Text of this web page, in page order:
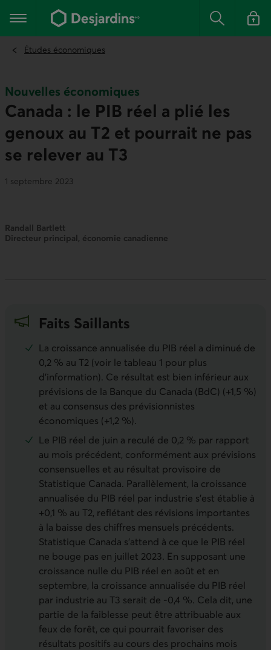
contenu
Menu principal Rechercher
Se
Études économiques
Nouvelles économiques
Canada : le PIB réel a plié les
genoux au T2 et pourrait ne pas
se relever au T3
1 septembre 2023
Randall Bartlett
Directeur principal, économie canadienne
Faits Saillants
La croissance annualisée du PIB réel a diminué de
0,2 % au T2 (voir le tableau 1 pour plus
d’information). Ce résultat est bien inférieur aux
prévisions de la Banque du Canada (BdC) (+1,5 %)
et au consensus des prévisionnistes
économiques (+1,2 %).
Le PIB réel de juin a reculé de 0,2 % par rapport
au mois précédent, conformément aux prévisions
consensuelles et au résultat provisoire de
Statistique Canada. Parallèlement, la croissance
annualisée du PIB réel par industrie s’est établie à
+0,1 % au T2, reflétant des révisions importantes
à la baisse des chiffres mensuels précédents.
Statistique Canada s’attend à ce que le PIB réel
ne bouge pas en juillet 2023. En supposant une
croissance nulle du PIB réel en août et en
septembre, la croissance annualisée du PIB réel
par industrie au T3 serait de -0,4 %. Cela dit, une
partie de la faiblesse peut être attribuable aux
feux de forêt, ce qui pourrait favoriser des
résultats positifs au cours des prochains mois